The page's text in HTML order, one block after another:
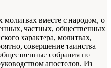
молитвах вместе с народом, о
частных, общественных
характера, молитвах,
совершение таинства
собрания по
апостолов. Из